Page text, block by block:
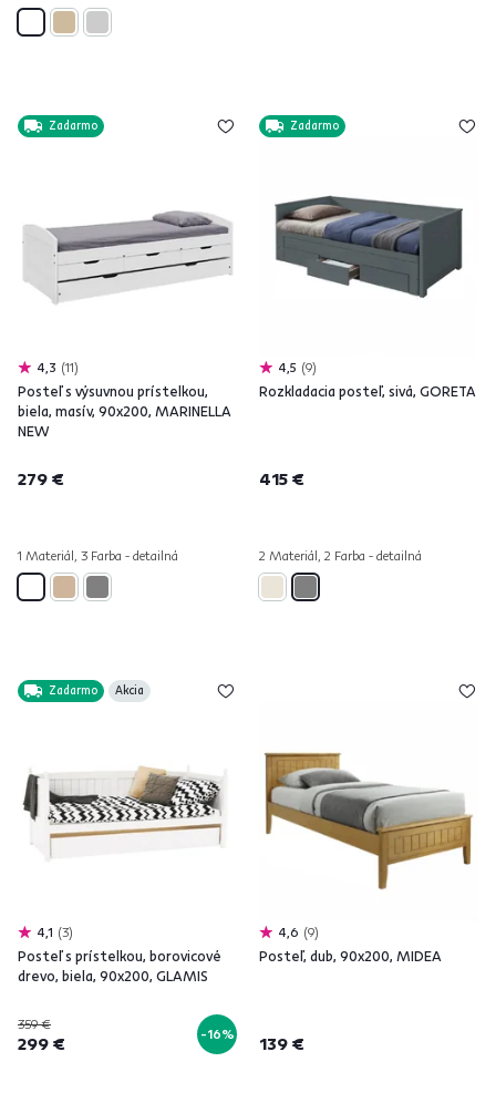
Zadarmo
4,3 11
Posteľ s výsuvnou prístelkou,
biela, masív, 90x200, MARINELLA
NEW
279 €
1 Materiál, 3 Farba - detailná
Zadarmo
4,5 9
Rozkladacia posteľ, sivá, GORETA
415 €
2 Materiál, 2 Farba - detailná
Zadarmo Akcia
4,1 3
Posteľ s prístelkou, borovicové
drevo, biela, 90x200, GLAMIS
359 €
299 € -16%
4,6 9
Posteľ, dub, 90x200, MIDEA
139 €